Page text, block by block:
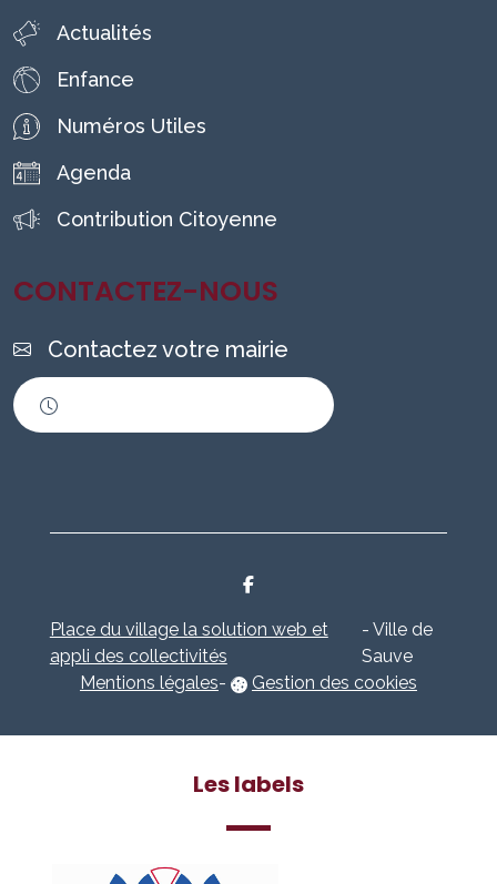
Actualités
Enfance
Numéros Utiles
Agenda
Contribution Citoyenne
CONTACTEZ-NOUS
Contactez votre mairie
Place du village la solution web et
appli des collectivités
- Ville de
Sauve
Mentions légales- Gestion des cookies
Les labels